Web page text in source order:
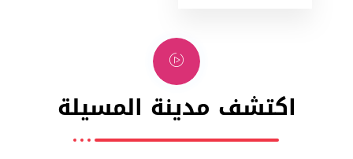
اكتشف مدينة المسيلة